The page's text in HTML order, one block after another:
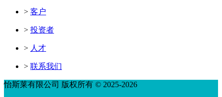
> 客户
> 投资者
> 人才
> 联系我们
怡斯莱有限公司 版权所有 © 2025-2026